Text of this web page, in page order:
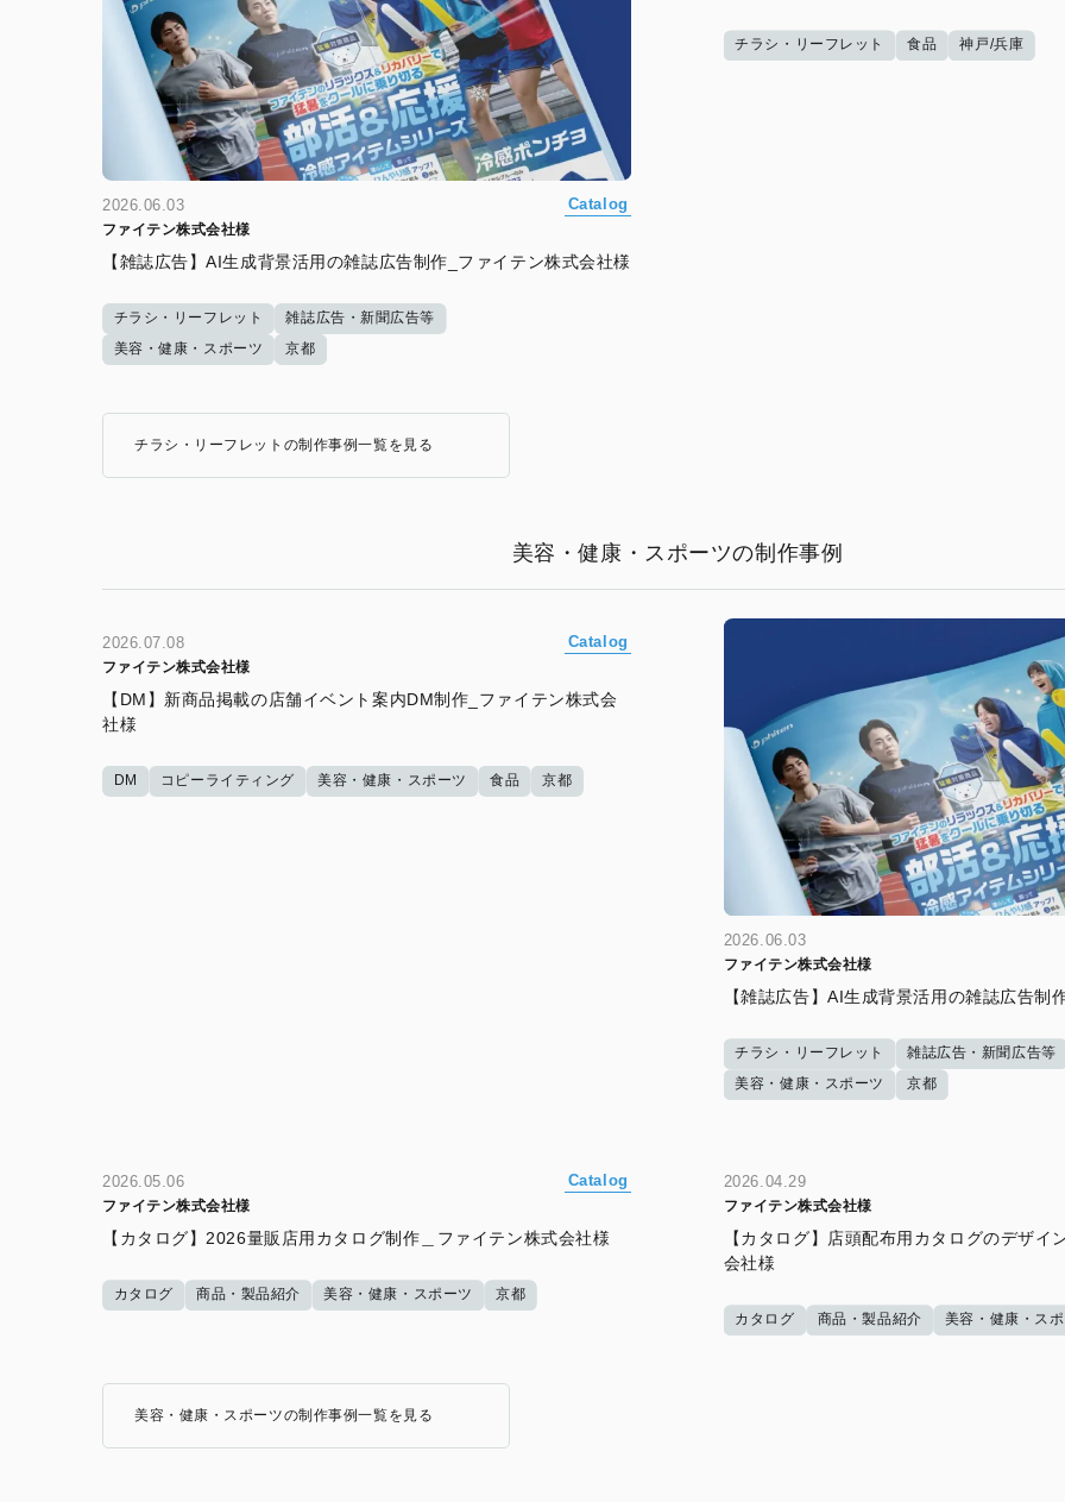
2026.06.03 Catalog
ファイテン株式会社様
【雑誌広告】AI生成背景活用の雑誌広告制作_ファイテン株式会社様
チラシ・リーフレット
雑誌広告・新聞広告等
美容・健康・スポーツ
京都
チラシ・リーフレット 食品 神戸/兵庫
チラシ・リーフレットの制作事例一覧を見る
美容・健康・スポーツの制作事例
2026.07.08 Catalog
ファイテン株式会社様
【DM】新商品掲載の店舗イベント案内DM制作_ファイテン株式会
社様
DM コピーライティング 美容・健康・スポーツ 食品 京都
2026.06.03
ファイテン株式会社様
【雑誌広告】AI生成背景活用の雑誌広告制
チラシ・リーフレット
雑誌広告・新聞広告等
美容・健康・スポーツ
京都
2026.05.06 Catalog
ファイテン株式会社様
【カタログ】2026量販店用カタログ制作＿ファイテン株式会社様
カタログ 商品・製品紹介 美容・健康・スポーツ 京都
2026.04.29
ファイテン株式会社様
【カタログ】店頭配布用カタログのデザイ
会社様
カタログ 商品・製品紹介 美容・健康・ス
美容・健康・スポーツの制作事例一覧を見る